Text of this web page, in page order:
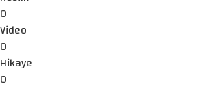
0
Video
0
Hikaye
0